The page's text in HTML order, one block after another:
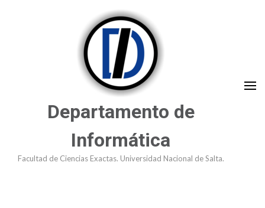
Departamento de
Informática
Facultad de Ciencias Exactas. Universidad Nacional de Salta.